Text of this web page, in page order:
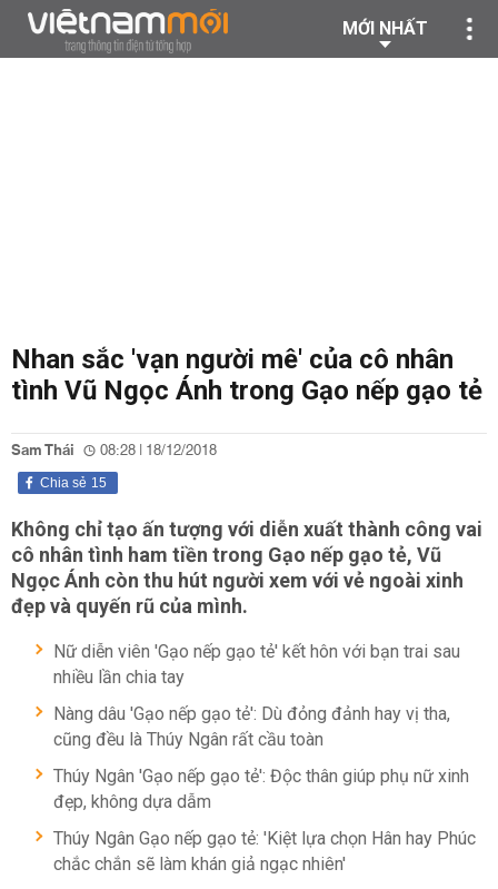
MỚI NHẤT
Nhan sắc 'vạn người mê' của cô nhân
tình Vũ Ngọc Ánh trong Gạo nếp gạo tẻ
Sam Thái 08:28 | 18/12/2018
15
Chia sẻ
Không chỉ tạo ấn tượng với diễn xuất thành công vai
cô nhân tình ham tiền trong Gạo nếp gạo tẻ, Vũ
Ngọc Ánh còn thu hút người xem với vẻ ngoài xinh
đẹp và quyến rũ của mình.
Nữ diễn viên 'Gạo nếp gạo tẻ' kết hôn với bạn trai sau
nhiều lần chia tay
Nàng dâu 'Gạo nếp gạo tẻ': Dù đỏng đảnh hay vị tha,
cũng đều là Thúy Ngân rất cầu toàn
Thúy Ngân 'Gạo nếp gạo tẻ': Độc thân giúp phụ nữ xinh
đẹp, không dựa dẫm
Thúy Ngân Gạo nếp gạo tẻ: 'Kiệt lựa chọn Hân hay Phúc
chắc chắn sẽ làm khán giả ngạc nhiên'